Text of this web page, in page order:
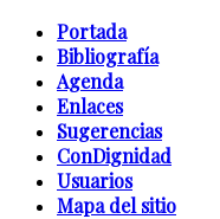
Portada
Bibliografía
Agenda
Enlaces
Sugerencias
ConDignidad
Usuarios
Mapa del sitio